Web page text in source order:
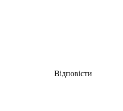
Відповісти